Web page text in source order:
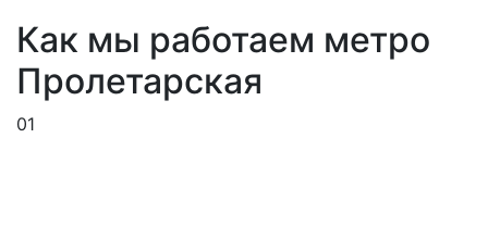
Как мы работаем метро
Пролетарская
01